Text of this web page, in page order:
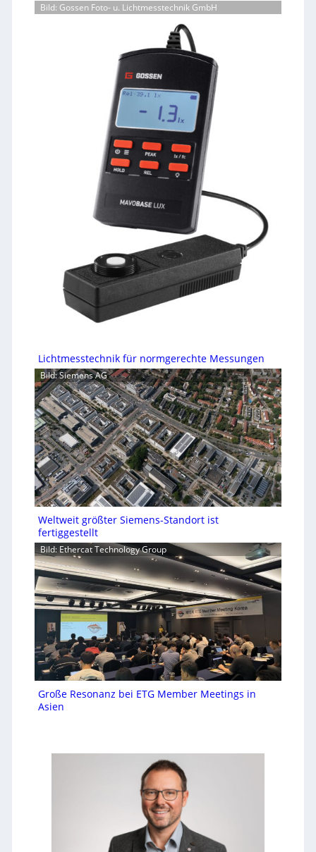
Bild: Gossen Foto- u. Lichtmesstechnik GmbH
Lichtmesstechnik für normgerechte Messungen
Bild: Siemens AG
Weltweit größter Siemens-Standort ist
fertiggestellt
Bild: Ethercat Technology Group
Große Resonanz bei ETG Member Meetings in
Asien